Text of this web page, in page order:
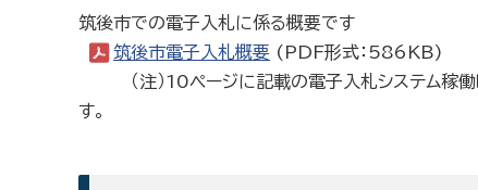
筑後市での電子入札に係る概要です
筑後市電子入札概要 (PDF形式：586KB)
（注）10ページに記載の電子入札システム稼
す。